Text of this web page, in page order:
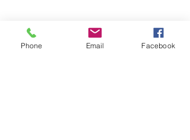
Phone Email Facebook